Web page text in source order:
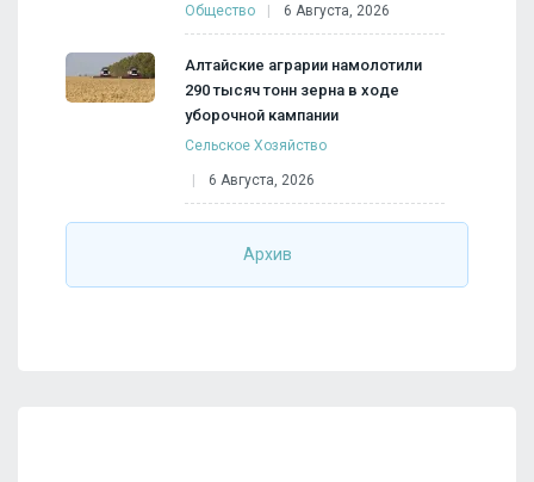
Общество 6 Августа, 2026
Алтайские аграрии намолотили
290 тысяч тонн зерна в ходе
уборочной кампании
Сельское Хозяйство
6 Августа, 2026
Архив